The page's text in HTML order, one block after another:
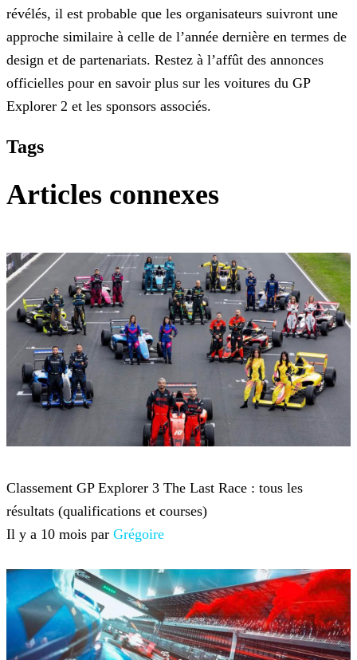
révélés, il est probable que les organisateurs suivront une
approche similaire à celle de l’année dernière en termes de
design et de partenariats. Restez à l’affût des annonces
officielles pour en savoir plus sur les voitures du GP
Explorer 2 et les sponsors associés.
Tags
Articles connexes
Classement GP Explorer 3 The Last Race : tous les
résultats (qualifications et courses)
Il y a 10 mois par Grégoire